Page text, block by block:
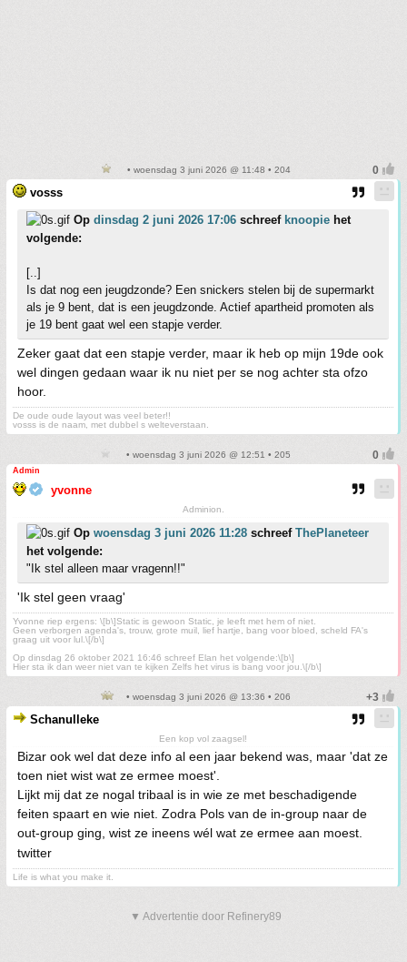
• woensdag 3 juni 2026 @ 11:48 • 204
vosss
Op dinsdag 2 juni 2026 17:06 schreef knoopie het
volgende:
[..]
Is dat nog een jeugdzonde? Een snickers stelen bij de supermarkt
als je 9 bent, dat is een jeugdzonde. Actief apartheid promoten als
je 19 bent gaat wel een stapje verder.
Zeker gaat dat een stapje verder, maar ik heb op mijn 19de ook
wel dingen gedaan waar ik nu niet per se nog achter sta ofzo
hoor.
De oude oude layout was veel beter!!
vosss is de naam, met dubbel s welteverstaan.
• woensdag 3 juni 2026 @ 12:51 • 205
Admin
yvonne
Adminion.
Op woensdag 3 juni 2026 11:28 schreef ThePlaneteer
het volgende:
"Ik stel alleen maar vragenn!!"
'Ik stel geen vraag'
Yvonne riep ergens: \[b\]Static is gewoon Static, je leeft met hem of niet.
Geen verborgen agenda's, trouw, grote muil, lief hartje, bang voor bloed, scheld FA's
graag uit voor lul.\[/b\]
Op dinsdag 26 oktober 2021 16:46 schreef Elan het volgende:\[b\]
Hier sta ik dan weer niet van te kijken Zelfs het virus is bang voor jou.\[/b\]
• woensdag 3 juni 2026 @ 13:36 • 206
Schanulleke
Een kop vol zaagsel!
Bizar ook wel dat deze info al een jaar bekend was, maar 'dat ze
toen niet wist wat ze ermee moest'.
Lijkt mij dat ze nogal tribaal is in wie ze met beschadigende
feiten spaart en wie niet. Zodra Pols van de in-group naar de
out-group ging, wist ze ineens wél wat ze ermee aan moest.
twitter
Life is what you make it.
▼ Advertentie door Refinery89